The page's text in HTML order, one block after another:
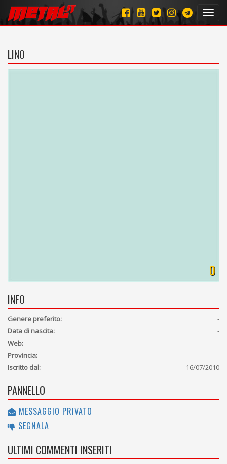
LINO
0
INFO
Genere preferito:
-
Data di nascita:
-
Web:
-
Provincia:
-
Iscritto dal:
16/07/2010
PANNELLO
MESSAGGIO PRIVATO
SEGNALA
ULTIMI COMMENTI INSERITI